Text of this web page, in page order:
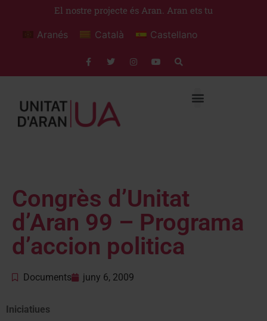
El nostre projecte és Aran. Aran ets tu
Aranés Català Castellano
Congrès d’Unitat
d’Aran 99 – Programa
d’accion politica
Documents juny 6, 2009
Iniciatiues